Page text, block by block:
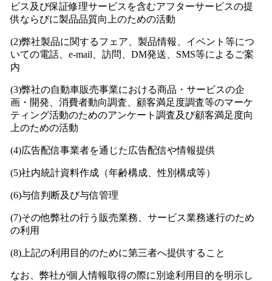
ビス及び保証修理サービスを含むアフターサービスの提
供ならびに製品品質向上のための活動
(2)弊社製品に関するフェア、製品情報、イベント等につ
いての電話、e-mail、訪問、DM発送、SMS等によるご案
内
(3)弊社の自動車販売事業における商品・サービスの企
画・開発、消費者動向調査、顧客満足度調査等のマーケ
ティング活動のためのアンケート調査及び顧客満足度向
上のための活動
(4)広告配信事業者を通じた広告配信や情報提供
(5)社内統計資料作成（年齢構成、性別構成等）
(6)与信判断及び与信管理
(7)その他弊社の行う販売業務、サービス業務遂行のため
の利用
(8)上記の利用目的のために第三者へ提供すること
なお、弊社が個人情報取得の際に別途利用目的を明示し